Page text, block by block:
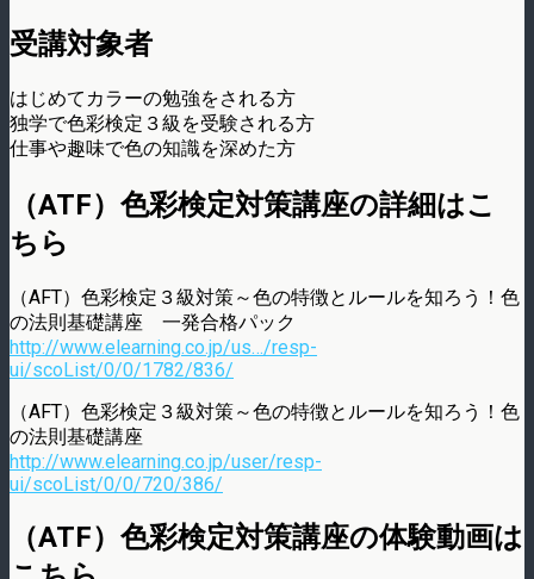
受講対象者
はじめてカラーの勉強をされる方
独学で色彩検定３級を受験される方
仕事や趣味で色の知識を深めた方
（ATF）色彩検定対策講座の詳細はこ
ちら
（AFT）色彩検定３級対策～色の特徴とルールを知ろう！色
の法則基礎講座 一発合格パック
http://www.elearning.co.jp/us…/resp-
ui/scoList/0/0/1782/836/
（AFT）色彩検定３級対策～色の特徴とルールを知ろう！色
の法則基礎講座
http://www.elearning.co.jp/user/resp-
ui/scoList/0/0/720/386/
（ATF）色彩検定対策講座の体験動画は